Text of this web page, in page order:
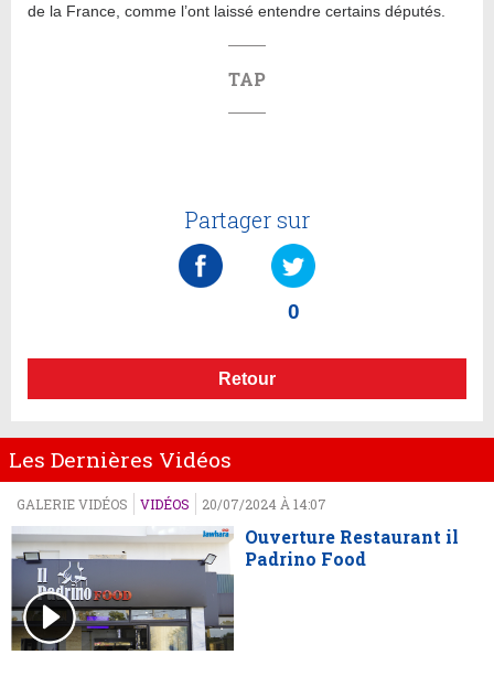
de la France, comme l’ont laissé entendre certains députés.
TAP
Partager sur
0
Retour
Les Dernières Vidéos
GALERIE VIDÉOS VIDÉOS 20/07/2024 À 14:07
Ouverture Restaurant il
Padrino Food